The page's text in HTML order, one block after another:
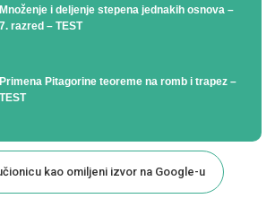
Množenje i deljenje stepena jednakih osnova –
7. razred – TEST
Primena Pitagorine teoreme na romb i trapez –
TEST
kao omiljeni izvor na Google-u